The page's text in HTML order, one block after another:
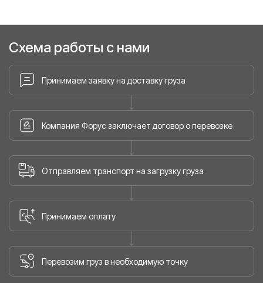
Схема работы с нами
Принимаем заявку на доставку груза
Компания Форус заключает договор о перевозке
Отправляем транспорт на загрузку груза
Принимаем оплату
Перевозим груз в необходимую точку